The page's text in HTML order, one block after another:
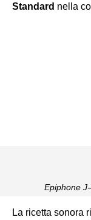
Standard nella
Epiphone
La ricetta sonora